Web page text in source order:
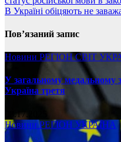
В Україні обіцяють не
Пов’язаний запис
Новини РЕГІОНСВІТ
У загальному медальному
Україна третя
08.17.2025
НовиниРЕГІОН УКРАЇНА